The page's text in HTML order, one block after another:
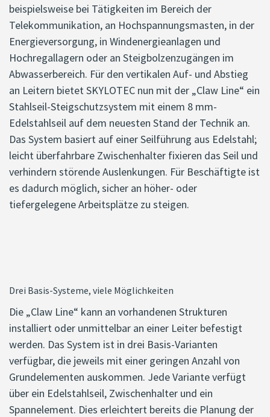
beispielsweise bei Tätigkeiten im Bereich der
Telekommunikation, an Hochspannungsmasten, in der
Energieversorgung, in Windenergieanlagen und
Hochregallagern oder an Steigbolzenzugängen im
Abwasserbereich. Für den vertikalen Auf- und Abstieg
an Leitern bietet SKYLOTEC nun mit der „Claw Line“ ein
Stahlseil-Steigschutzsystem mit einem 8 mm-
Edelstahlseil auf dem neuesten Stand der Technik an.
Das System basiert auf einer Seilführung aus Edelstahl;
leicht überfahrbare Zwischenhalter fixieren das Seil und
verhindern störende Auslenkungen. Für Beschäftigte ist
es dadurch möglich, sicher an höher- oder
tiefergelegene Arbeitsplätze zu steigen.
Drei Basis-Systeme, viele Möglichkeiten
Die „Claw Line“ kann an vorhandenen Strukturen
installiert oder unmittelbar an einer Leiter befestigt
werden. Das System ist in drei Basis-Varianten
verfügbar, die jeweils mit einer geringen Anzahl von
Grundelementen auskommen. Jede Variante verfügt
über ein Edelstahlseil, Zwischenhalter und ein
Spannelement. Dies erleichtert bereits die Planung der